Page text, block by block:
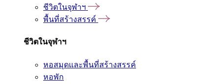
ชีวิตในจุฬาฯ
พื้นที่สร้างสรรค์
ชีวิตในจุฬาฯ
หอสมุดและพื้นที่สร้างสรรค์
หอพัก